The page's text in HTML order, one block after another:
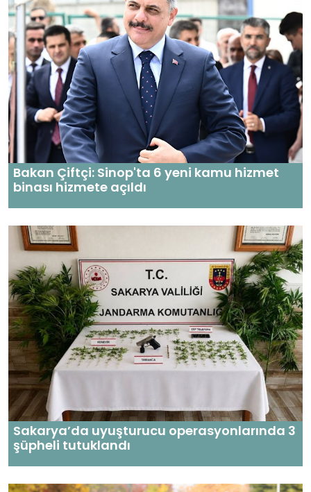
Bakan Çiftçi: Sinop'ta 6 yeni kamu hizmet
binası hizmete açıldı
Sakarya’da uyuşturucu operasyonlarında 3
şüpheli tutuklandı